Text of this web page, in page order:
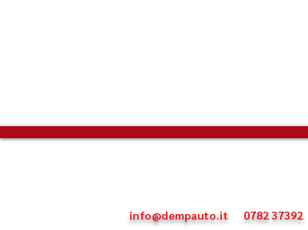
info@dempauto.it 0782 37392